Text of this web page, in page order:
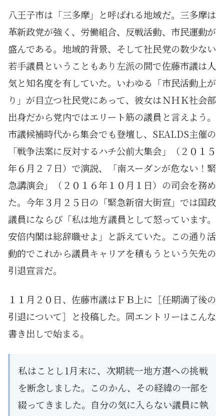
八王子市は「三多摩」と呼ばれる地域だ。三多摩は
革新政党が強く、労働組合、反戦活動、市民運動が
盛んである。地域的背景、そして社民党の数少ない
若手議員ということもあり左派の間で佐藤市議は人
気と知名度を有していた。いわゆる「市民活動上が
り」が目立つ社民党にあって、彼女はＮＨＫ社会部
出身だから党内ではエリート筋の議員と言えよう。
市議候補時代から集会でも登壇し、SEALDS主催の
「戦争法案に反対するハチ公前大集会」（２０１５
年６月２７日）で演説、「南スーダンが危ない！緊
急講演会」（２０１６年１０月１日）の司会を務め
た。今年３月２５日の「緊急新宿大街宣」では国政
議員にならび「私は地方議員として怒っています。
安倍内閣は総辞職せよ」と訴えていた。この通り活
動的でこれから議員キャリアを積もうという矢先の
引退宣言だ。
１１月２０日、佐藤市議はＦＢ上に［任期満了後の
引退について］と投稿した。同エントリーはこんな
書き出しで始まる。
私はことし1月末に、次期統一地方選への挑戦
を断念しました。このかん、その経緯の一部を
綴ってきました。自分の気に入らない議員に執